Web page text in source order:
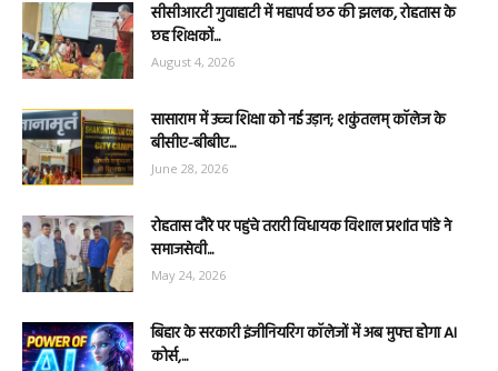
सीसीआरटी गुवाहाटी में महापर्व छठ की झलक, रोहतास के
छह शिक्षकों...
August 4, 2026
सासाराम में उच्च शिक्षा को नई उड़ान; शकुंतलम् कॉलेज के
बीसीए-बीबीए...
June 28, 2026
रोहतास दौरे पर पहुंचे तरारी विधायक विशाल प्रशांत पांडे ने
समाजसेवी...
May 24, 2026
बिहार के सरकारी इंजीनियरिंग कॉलेजों में अब मुफ्त होगा AI
कोर्स,...